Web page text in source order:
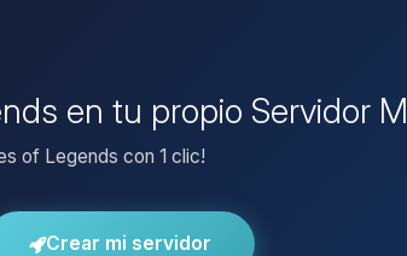
en tu propio Servidor
of Legends con 1 clic!
Crear mi servidor